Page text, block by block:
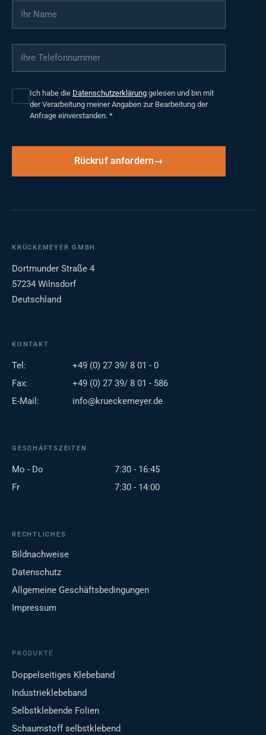
Ihr Name
Ihre Telefonnummer
Ich habe die Datenschutzerklärung gelesen und bin mit
der Verarbeitung meiner Angaben zur Bearbeitung der
Anfrage einverstanden. *
Rückruf anfordern
KRÜCKEMEYER GMBH
Dortmunder Straße 4
57234 Wilnsdorf
Deutschland
KONTAKT
Tel:
+49 (0) 27 39/ 8 01 - 0
Fax:
+49 (0) 27 39/ 8 01 - 586
E-Mail:
info@krueckemeyer.de
GESCHÄFTSZEITEN
Mo - Do
7:30 - 16:45
Fr
7:30 - 14:00
RECHTLICHES
Bildnachweise
Datenschutz
Allgemeine Geschäftsbedingungen
Impressum
PRODUKTE
Doppelseitiges Klebeband
Industrieklebeband
Selbstklebende Folien
Schaumstoff selbstklebend